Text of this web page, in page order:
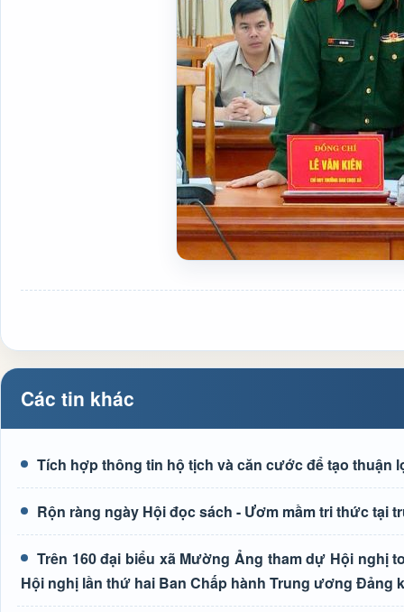
Các tin khác
Tích hợp thông tin hộ tịch và căn cước để tạo thuận
Rộn ràng ngày Hội đọc sách - Ươm mầm tri thức tại
Trên 160 đại biểu xã Mường Ảng tham dự Hội nghị
Hội nghị lần thứ hai Ban Chấp hành Trung ương Đảng